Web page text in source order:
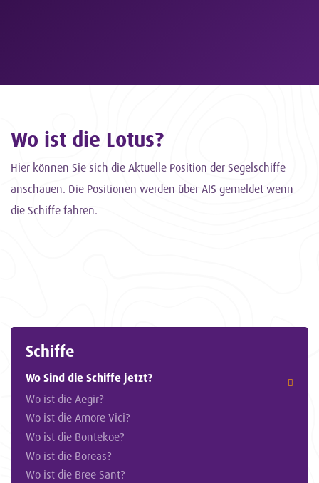
Wo ist die Lotus?
Hier können Sie sich die Aktuelle Position der Segelschiffe
anschauen. Die Positionen werden über AIS gemeldet wenn
die Schiffe fahren.
Schiffe
Wo Sind die Schiffe jetzt?
Wo ist die Aegir?
Wo ist die Amore Vici?
Wo ist die Bontekoe?
Wo ist die Boreas?
Wo ist die Bree Sant?